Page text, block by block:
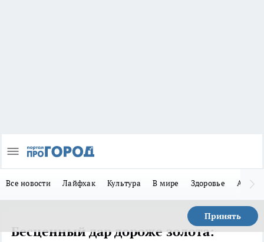
Все новости Лайфхак Культура В мире Здоровье Авто
Принять
Бесценный дар дороже золота: